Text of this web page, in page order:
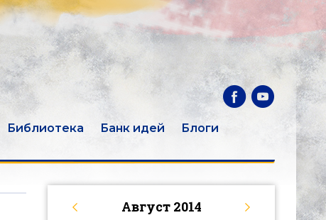
Библиотека Банк идей
Блоги
Август 2014